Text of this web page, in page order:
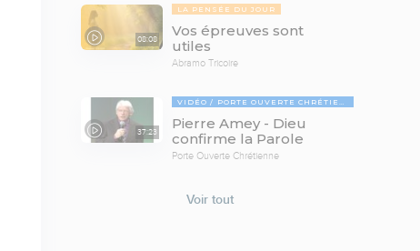
08:08
LA PENSÉE DU JOUR
Vos épreuves sont
utiles
Abramo Tricoire
37:23
VIDÉO PORTE OUVERTE CHRÉTIENNE
Pierre Amey - Dieu
confirme la Parole
Porte Ouverte Chrétienne
Voir tout